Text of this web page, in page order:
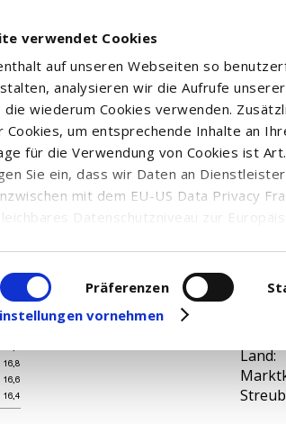
verwendet Cookies
auf unseren Webseiten so
analysieren wir die Aufrufe
die wiederum Cookies verwenden.
um entsprechende Inhalte an
für die Verwendung von Cookies ist
Sie ein, dass wir Daten an
mit dem EU-US Data Privacy
Datenschutzniveau zur
Sie auf unserer Seite zum
jederzeit widerrufen oder anpassen.
Präferenzen
vornehmen
ISIN:
Land: